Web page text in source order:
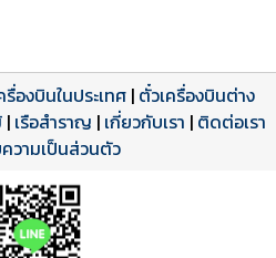
น์โหลด PDF
เปิดหน้าเต็ม
เปิดหน้าเต็ม
รื่องบินในประเทศ| ตั๋วเครื่องบินต่าง
| เรือสำราญ | เกี่ยวกับเรา | ติดต่อเรา
วามเป็นส่วนตัว